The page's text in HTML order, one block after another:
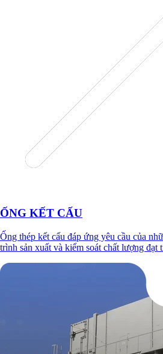
ỐNG KẾT CẤU
Ống thép kết cấu đáp ứng yêu cầu của
trình sản xuất và kiểm soát chất lượng đạt